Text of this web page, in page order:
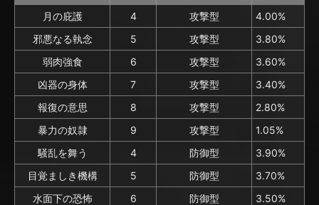
月の庇護
4 攻撃型
4.00%
邪悪なる執念
5 攻撃型
3.80%
弱肉強食
6 攻撃型
3.60%
凶器の身体
7 攻撃型
3.40%
報復の意思
8 攻撃型
2.80%
暴力の奴隷
9 攻撃型
1.05%
騒乱を舞う
4 防御型
3.90%
目覚ましき機構
5 防御型
3.70%
水面下の恐怖
6 防御型 3.50%